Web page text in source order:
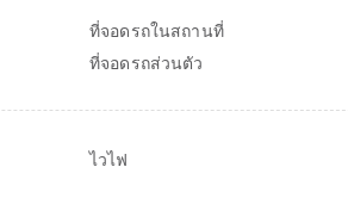
ที่จอดรถในสถานที่
ที่จอดรถส่วนตัว
ไวไฟ